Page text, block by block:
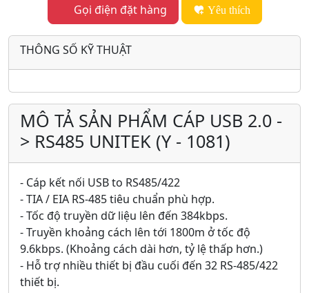
Gọi điện đặt hàng Yêu thích
THÔNG SỐ KỸ THUẬT
MÔ TẢ SẢN PHẨM CÁP USB 2.0 -
> RS485 UNITEK (Y - 1081)
- Cáp kết nối USB to RS485/422
- TIA / EIA RS-485 tiêu chuẩn phù hợp.
- Tốc độ truyền dữ liệu lên đến 384kbps.
- Truyền khoảng cách lên tới 1800m ở tốc độ
9.6kbps. (Khoảng cách dài hơn, tỷ lệ thấp hơn.)
- Hỗ trợ nhiều thiết bị đầu cuối đến 32 RS-485/422
thiết bị.